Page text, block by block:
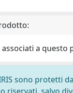
a questo
sono protetti